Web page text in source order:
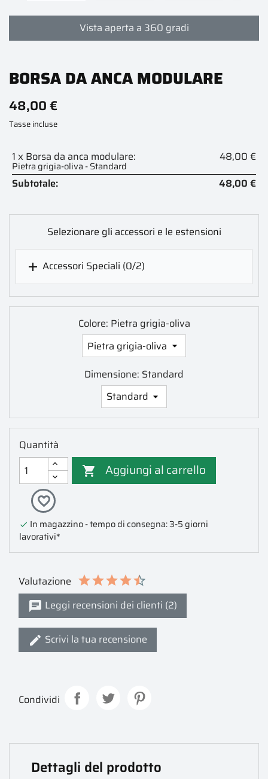
Vista aperta a 360 gradi
BORSA DA ANCA MODULARE
48,00 €
Tasse incluse
1 x Borsa da anca modulare:
Pietra grigia-oliva - Standard
48,00 €
Subtotale:
48,00 €
Selezionare gli accessori e le estensioni
 Accessori Speciali (0/2)
Colore: Pietra grigia-oliva
Dimensione: Standard
Quantità
 Aggiungi al carrello
favorite_border
 In magazzino - tempo di consegna: 3-5 giorni
lavorativi*
Valutazione
Leggi recensioni dei clienti (2)
Scrivi la tua recensione
Condividi
Dettagli del prodotto